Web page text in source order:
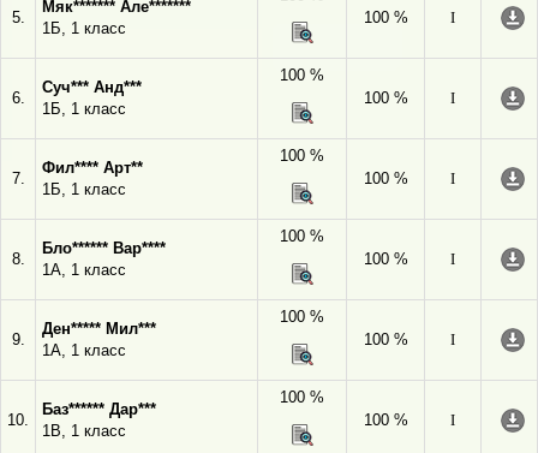
5.
Мяк******* Але*******
1Б, 1 класс
100 %
I
6.
Суч*** Анд***
1Б, 1 класс
100 %
100 %
I
7.
Фил**** Арт**
1Б, 1 класс
100 %
100 %
I
8.
Бло****** Вар****
1А, 1 класс
100 %
100 %
I
9.
Ден***** Мил***
1А, 1 класс
100 %
100 %
I
10.
Баз****** Дар***
1В, 1 класс
100 %
100 %
I